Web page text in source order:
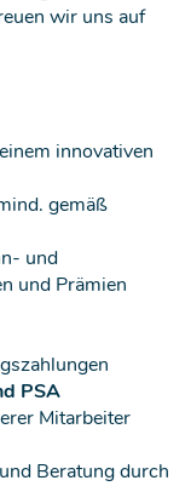
wir uns auf
innovativen
gemäß
und
und Prämien
PSA
Mitarbeiter
Beratung durch